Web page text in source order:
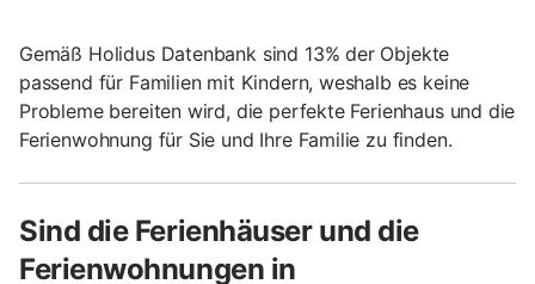
Gemäß Holidus Datenbank sind 13% der Objekte
passend für Familien mit Kindern, weshalb es keine
Probleme bereiten wird, die perfekte Ferienhaus und die
Ferienwohnung für Sie und Ihre Familie zu finden.
Sind die Ferienhäuser und die
Ferienwohnungen in